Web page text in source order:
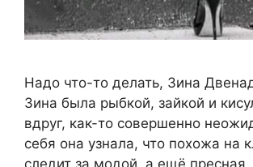
Надо что-то делать, Зина
Зина была рыбкой, зайкой и
вдруг, как-то совершенно
себя она узнала, что похожа на
следит за модой, а ещё пресная,